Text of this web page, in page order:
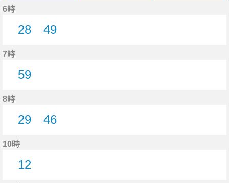
6時
28
49
7時
59
8時
29
46
10時
12